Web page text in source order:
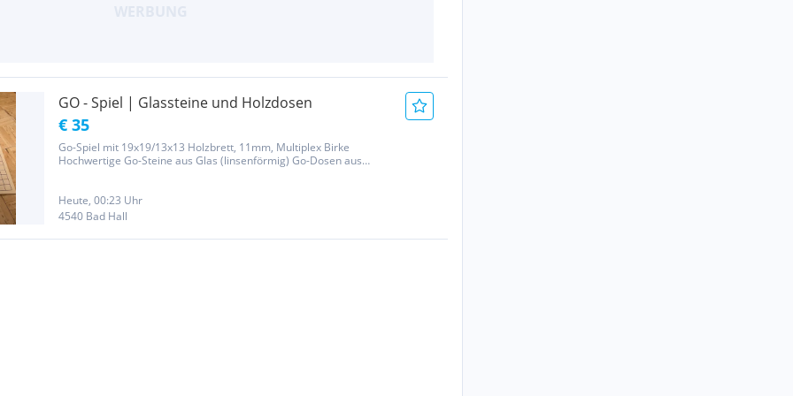
GO - Spiel | Glassteine und Holzdosen
€ 35
Go-Spiel mit 19x19/13x13 Holzbrett, 11mm, Multiplex Birke
Hochwertige Go-Steine aus Glas (linsenförmig) Go-Dosen aus
Heute, 00:23 Uhr
4540 Bad Hall